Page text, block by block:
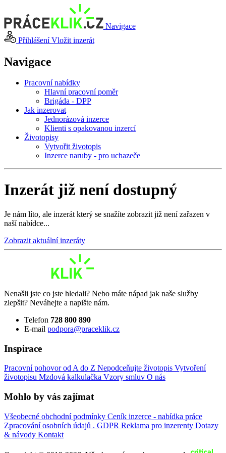
Navigace
PřihlášeníVložit inzerát
Navigace
Pracovní nabídky
Hlavní pracovní poměr
Brigáda - DPP
Jak inzerovat
Jednorázová inzerce
Klienti s opakovanou inzercí
Životopisy
Vytvořit životopis
Inzerce naruby - pro uchazeče
Inzerát již není dostupný
Je nám líto, ale inzerát který se snažíte zobrazit již není zařazen v
naší nabídce...
Zobrazit aktuální inzeráty
Nenašli jste co jste hledali? Nebo máte nápad jak naše služby
zlepšit? Neváhejte a napište nám.
Telefon 728 800 890
E-mail podpora@praceklik.cz
Inspirace
Pracovní pohovor od A do Z Nepodceňujte životopis Vytvoření
životopisu Mzdová kalkulačka Vzory smluv O nás
Mohlo by vás zajímat
Všeobecné obchodní podmínky Ceník inzerce - nabídka práce
Zpracování osobních údajů . GDPR Reklama pro inzerenty Dotazy
& návody Kontakt